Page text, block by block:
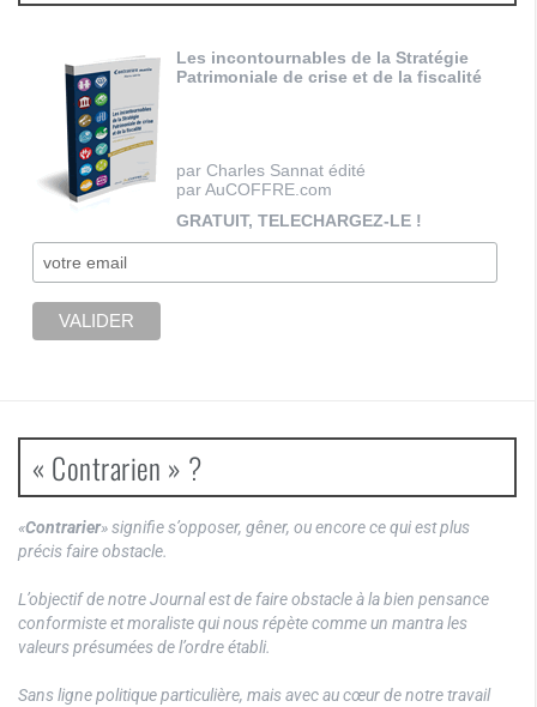
Les incontournables de la Stratégie
Patrimoniale de crise et de la fiscalité
par Charles Sannat édité
par AuCOFFRE.com
GRATUIT, TELECHARGEZ-LE !
« Contrarien » ?
«Contrarier» signifie s’opposer, gêner, ou encore ce qui est plus
précis faire obstacle.
L’objectif de notre Journal est de faire obstacle à la bien pensance
conformiste et moraliste qui nous répète comme un mantra les
valeurs présumées de l’ordre établi.
Sans ligne politique particulière, mais avec au cœur de notre travail